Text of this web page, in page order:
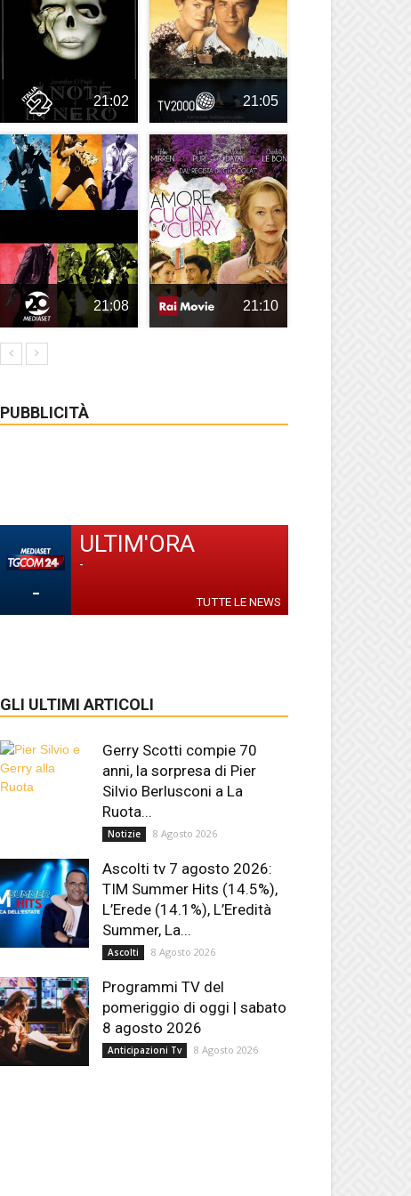
21:02 21:05
21:08 21:10
PUBBLICITÀ
-
ULTIM'ORA
-
TUTTE LE NEWS
GLI ULTIMI ARTICOLI
Gerry Scotti compie 70
anni, la sorpresa di Pier
Silvio Berlusconi a La
Ruota...
Notizie 8 Agosto 2026
Ascolti tv 7 agosto 2026:
TIM Summer Hits (14.5%),
L’Erede (14.1%), L’Eredità
Summer, La...
Ascolti 8 Agosto 2026
Programmi TV del
pomeriggio di oggi | sabato
8 agosto 2026
Anticipazioni Tv 8 Agosto 2026